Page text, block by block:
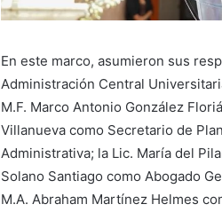
En este marco, asumieron sus
Administración Central
M.F. Marco Antonio González
Villanueva como Secretario de
Administrativa; la Lic. María del
Solano Santiago como Abogado
M.A. Abraham Martínez Helmes